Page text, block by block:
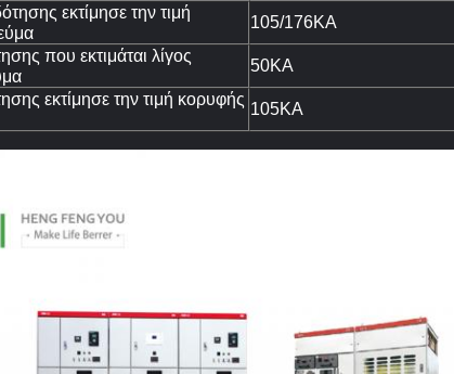
εκτίμησε την τιμή
105/176KA
που εκτιμάται λίγος
50KA
εκτίμησε την τιμή κορυφής
105KA